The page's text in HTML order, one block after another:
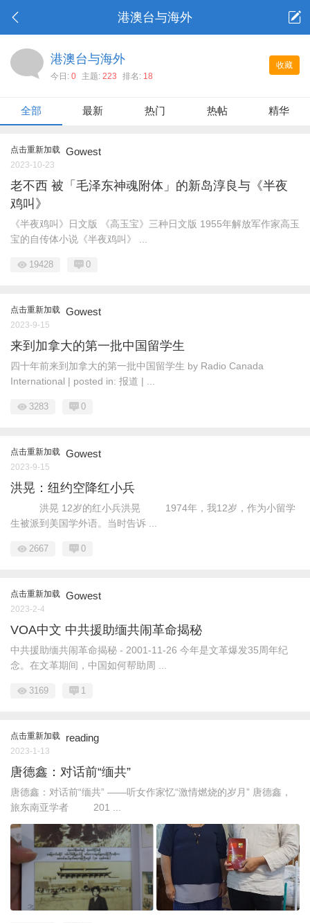
港澳台与海外
收藏
港澳台与海外
今日: 0 主题: 223 排名: 18
全部 最新 热门 热帖 精华
点击重新加载 Gowest
2023-10-23
老不西 被「毛泽东神魂附体」的新岛淳良与《半夜
鸡叫》
《半夜鸡叫》日文版 《高玉宝》三种日文版 1955年解放军作家高玉
宝的自传体小说《半夜鸡叫》 ...
19428 0
点击重新加载 Gowest
2023-9-15
来到加拿大的第一批中国留学生
四十年前来到加拿大的第一批中国留学生 by Radio Canada
International | posted in: 报道 | ...
3283 0
点击重新加载 Gowest
2023-9-15
洪晃：纽约空降红小兵
洪晃 12岁的红小兵洪晃 1974年，我12岁，作为小留学
生被派到美国学外语。当时告诉 ...
2667 0
点击重新加载 Gowest
2023-2-4
VOA中文 中共援助缅共闹革命揭秘
中共援助缅共闹革命揭秘 - 2001-11-26 今年是文革爆发35周年纪
念。在文革期间，中国如何帮助周 ...
3169 1
点击重新加载 reading
2023-1-13
唐德鑫：对话前“缅共”
唐德鑫：对话前“缅共” ——听女作家忆“激情燃烧的岁月” 唐德鑫，
旅东南亚学者 201 ...